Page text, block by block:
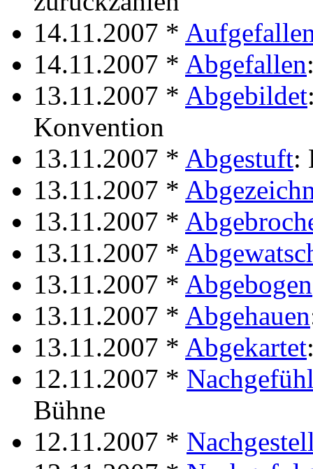
14.11.2007 *
14.11.2007 * Abgefallen
13.11.2007 * Abgebildet
Konvention
13.11.2007 * Abgestuft:
13.11.2007 *
13.11.2007 *
13.11.2007 *
13.11.2007 * Abgebogen
13.11.2007 * Abgehauen
13.11.2007 * Abgekartet
12.11.2007 *
Bühne
12.11.2007 *